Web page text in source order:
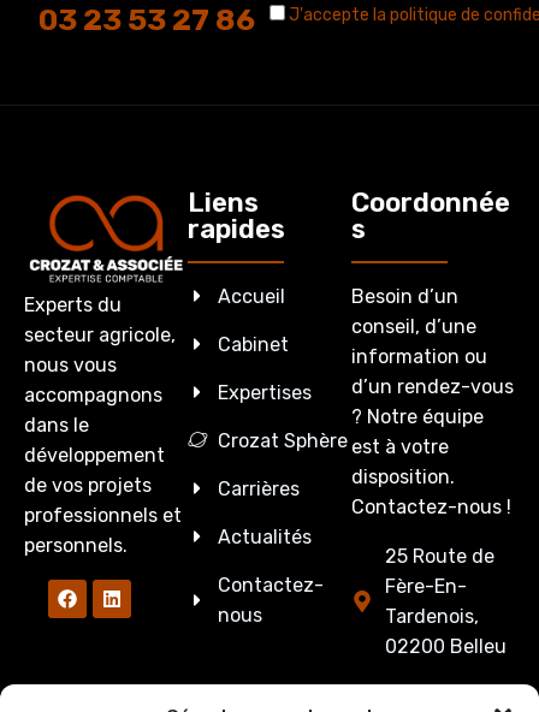
03 23 53 27 86 J'accepte la politique de
Experts du
secteur agricole,
nous vous
accompagnons
dans le
développement
de vos projets
professionnels et
personnels.
Liens
rapides
Accueil
Cabinet
Expertises
Crozat Sphère
Carrières
Actualités
Contactez-
nous
Coordonnée
s
Besoin d’un
conseil, d’une
information ou
d’un rendez-vous
? Notre équipe
est à votre
disposition.
Contactez-nous !
25 Route de
Fère-En-
Tardenois,
02200 Belleu